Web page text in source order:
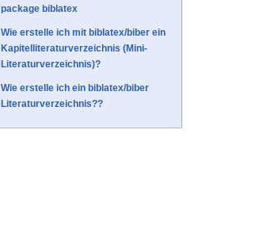
package biblatex
Wie erstelle ich mit biblatex/biber ein
Kapitelliteraturverzeichnis (Mini-
Literaturverzeichnis)?
Wie erstelle ich ein biblatex/biber
Literaturverzeichnis??